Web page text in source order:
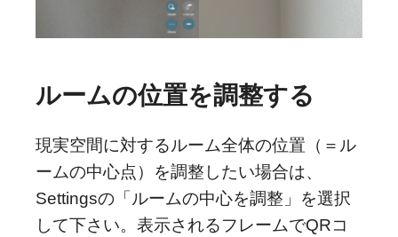
ルームの位置を調整する
現実空間に対するルーム全体の位置（＝ル
ームの中心点）を調整したい場合は、
Settingsの「ルームの中心を調整」を選択
して下さい。表示されるフレームでQRコ